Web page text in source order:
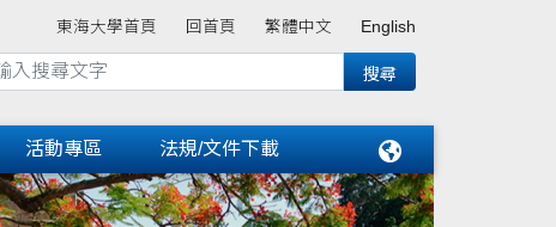
東海大學首頁 回首頁 繁體中文 English
活動專區 法規/文件下載